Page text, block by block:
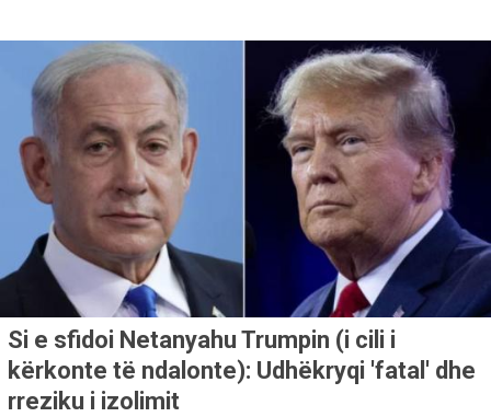
Si e sfidoi Netanyahu Trumpin (i cili i
kërkonte të ndalonte): Udhëkryqi 'fatal' dhe
rreziku i izolimit